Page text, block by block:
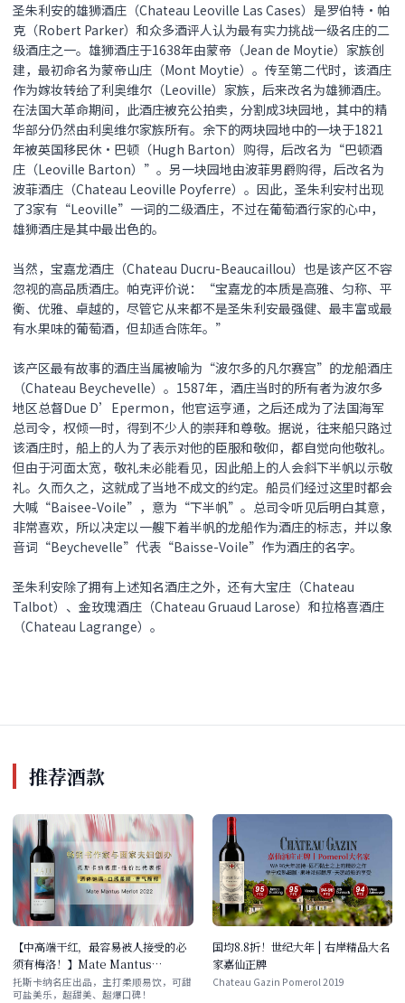
圣朱利安的雄狮酒庄（Chateau Leoville Las Cases）是罗伯特•帕
克（Robert Parker）和众多酒评人认为最有实力挑战一级名庄的二
级酒庄之一。雄狮酒庄于1638年由蒙帝（Jean de Moytie）家族创
建，最初命名为蒙帝山庄（Mont Moytie）。传至第二代时，该酒庄
作为嫁妆转给了利奥维尔（Leoville）家族，后来改名为雄狮酒庄。
在法国大革命期间，此酒庄被充公拍卖，分割成3块园地，其中的精
华部分仍然由利奥维尔家族所有。余下的两块园地中的一块于1821
年被英国移民休•巴顿（Hugh Barton）购得，后改名为“巴顿酒
庄（Leoville Barton）”。另一块园地由波菲男爵购得，后改名为
波菲酒庄（Chateau Leoville Poyferre）。因此，圣朱利安村出现
了3家有“Leoville”一词的二级酒庄，不过在葡萄酒行家的心中，
雄狮酒庄是其中最出色的。
当然，宝嘉龙酒庄（Chateau Ducru-Beaucaillou）也是该产区不容
忽视的高品质酒庄。帕克评价说：“宝嘉龙的本质是高雅、匀称、平
衡、优雅、卓越的，尽管它从来都不是圣朱利安最强健、最丰富或最
有水果味的葡萄酒，但却适合陈年。”
该产区最有故事的酒庄当属被喻为“波尔多的凡尔赛宫”的龙船酒庄
（Chateau Beychevelle）。1587年，酒庄当时的所有者为波尔多
地区总督Due D’Epermon，他官运亨通，之后还成为了法国海军
总司令，权倾一时，得到不少人的崇拜和尊敬。据说，往来船只路过
该酒庄时，船上的人为了表示对他的臣服和敬仰，都自觉向他敬礼。
但由于河面太宽，敬礼未必能看见，因此船上的人会斜下半帆以示敬
礼。久而久之，这就成了当地不成文的约定。船员们经过这里时都会
大喊“Baisee-Voile”，意为“下半帆”。总司令听见后明白其意，
非常喜欢，所以决定以一艘下着半帆的龙船作为酒庄的标志，并以象
音词“Beychevelle”代表“Baisse-Voile”作为酒庄的名字。
圣朱利安除了拥有上述知名酒庄之外，还有大宝庄（Chateau
Talbot）、金玫瑰酒庄（Chateau Gruaud Larose）和拉格喜酒庄
（Chateau Lagrange）。
推荐酒款
【中高端干红，最容易被人接受的必
须有梅洛！】Mate Mantus
Merlot 2022单支/双支/六支装
托斯卡纳名庄出品，主打柔顺易饮，可甜
可盐美乐，超甜美、超爆口碑！
国均8.8折！世纪大年 | 右岸精品大名
家嘉仙正牌
Chateau Gazin Pomerol 2019